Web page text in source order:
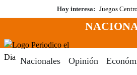
al
Hoy interesa: Juegos
Menú
Nacionales Opinión